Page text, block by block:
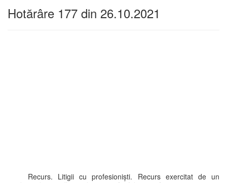
Hotărâre 177 din 26.10.2021
Recurs. Litigii cu profesioniști. Recurs exercitat de un